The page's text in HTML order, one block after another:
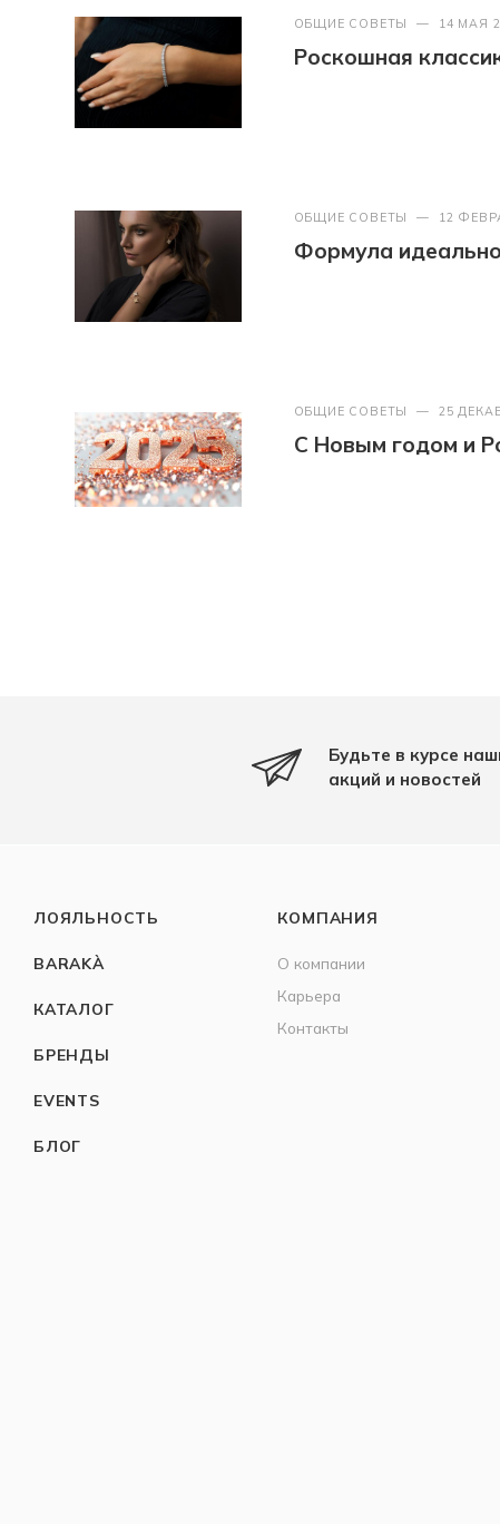
ОБЩИЕ СОВЕТЫ — 14 МАЯ
Роскошная
ОБЩИЕ СОВЕТЫ — 12
Формула
ОБЩИЕ СОВЕТЫ — 25
С Новым годом и
Будьте в курсе
акций и новостей
ЛОЯЛЬНОСТЬ
BARAKÀ
КАТАЛОГ
БРЕНДЫ
EVENTS
БЛОГ
КОМПАНИЯ
О компании
Карьера
Контакты